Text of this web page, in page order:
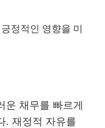
정적인 영향을 미
운 채무를 빠르게
. 재정적 자유를